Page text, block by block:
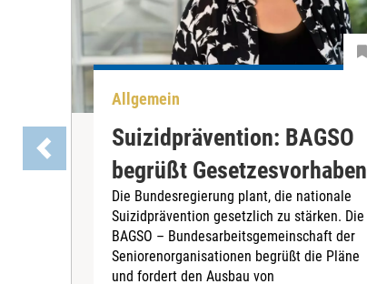
Allgemein
Suizidprävention: BAGSO
begrüßt Gesetzesvorhaben
Die Bundesregierung plant, die nationale
Suizidprävention gesetzlich zu stärken. Die
BAGSO – Bundesarbeitsgemeinschaft der
Seniorenorganisationen begrüßt die Pläne
und fordert den Ausbau von